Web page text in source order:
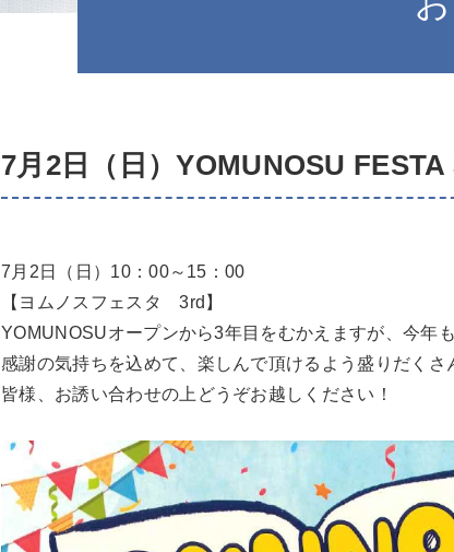
7月2日（日）YOMUNOSU FESTA
7月2日（日）10：00～15：00
【ヨムノスフェスタ 3rd】
YOMUNOSUオープンから3年目をむかえますが、今年
感謝の気持ちを込めて、楽しんで頂けるよう盛りだくさ
皆様、お誘い合わせの上どうぞお越しください！